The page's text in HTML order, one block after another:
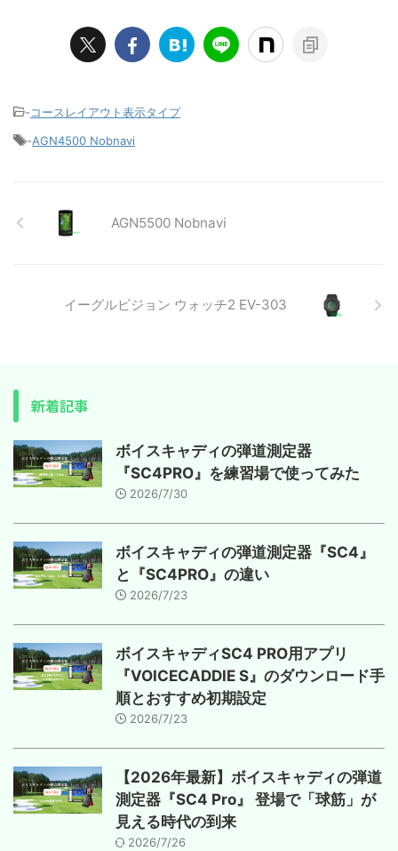
-コースレイアウト表示タイプ
-AGN4500 Nobnavi
AGN5500 Nobnavi
イーグルビジョン ウォッチ2 EV-303
新着記事
ボイスキャディの弾道測定器
『SC4PRO』を練習場で使ってみた
2026/7/30
ボイスキャディの弾道測定器『SC4』
と『SC4PRO』の違い
2026/7/23
ボイスキャディSC4 PRO用アプリ
『VOICECADDIE S』のダウンロード手
順とおすすめ初期設定
2026/7/23
【2026年最新】ボイスキャディの弾道
測定器『SC4 Pro』 登場で「球筋」が
見える時代の到来
2026/7/26